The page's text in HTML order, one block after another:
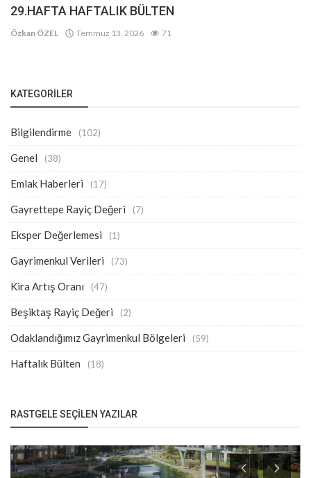
29.HAFTA HAFTALIK BÜLTEN
Özkan ÖZEL Temmuz 13, 2026 71
KATEGORILER
Bilgilendirme (102)
Genel (38)
Emlak Haberleri (17)
Gayrettepe Rayiç Değeri (7)
Eksper Değerlemesi (1)
Gayrimenkul Verileri (73)
Kira Artış Oranı (47)
Beşiktaş Rayiç Değeri (2)
Odaklandığımız Gayrimenkul Bölgeleri (59)
Haftalık Bülten (18)
RASTGELE SEÇILEN YAZILAR